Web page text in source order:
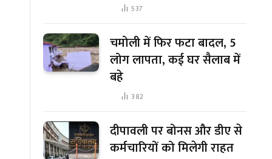
537
चमोली में फिर फटा बादल, 5
लोग लापता, कई घर सैलाब में
बहे
382
दीपावली पर बोनस और डीए से
कर्मचारियों को मिलेगी राहत